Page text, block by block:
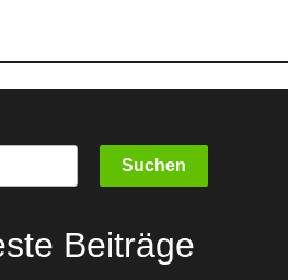
Suchen
Beiträge